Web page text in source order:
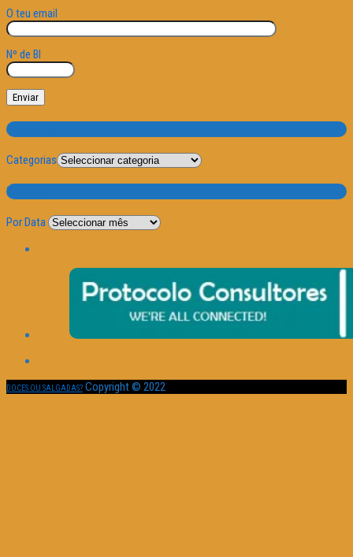
O teu email
Nº de BI
Categorias
Categorias
Por Data
Por Data
DOCES OU SALGADAS? Copyright © 2022